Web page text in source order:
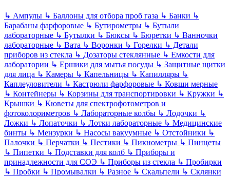
↳ Ампулы ↳ Баллоны для отбора проб газа ↳ Банки ↳
Барабаны фарфоровые ↳ Бутирометры ↳ Бутыли
лабораторные ↳ Бутылки ↳ Бюксы ↳ Бюретки ↳ Ванночки
лабораторные ↳ Вата ↳ Воронки ↳ Горелки ↳ Детали
приборов из стекла ↳ Дозаторы стеклянные ↳ Емкости для
лаборатории ↳ Ершики для мытья посуды ↳ Защитные щитки
для лица ↳ Камеры ↳ Капельницы ↳ Капилляры ↳
Каплеуловители ↳ Кастрюли фарфоровые ↳ Ковши мерные
↳ Контейнеры ↳ Корзины для транспортировки ↳ Кружки ↳
Крышки ↳ Кюветы для спектрофотометров и
фотоколориметров ↳ Лабораторные колбы ↳ Лодочки ↳
Ложки ↳ Лопаточки ↳ Лотки лабораторные ↳ Медицинские
бинты ↳ Мензурки ↳ Насосы вакуумные ↳ Отстойники ↳
Палочки ↳ Перчатки ↳ Пестики ↳ Пикнометры ↳ Пинцеты
↳ Пипетки ↳ Подставки для колб ↳ Приборы и
принадлежности для СОЭ ↳ Приборы из стекла ↳ Пробирки
↳ Пробки ↳ Промывалки ↳ Разное ↳ Скальпели ↳ Склянки